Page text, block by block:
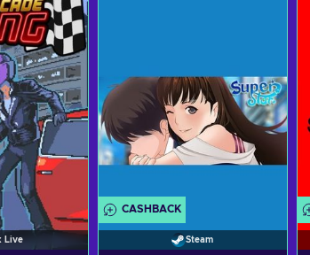
Live
CASHBACK
Steam